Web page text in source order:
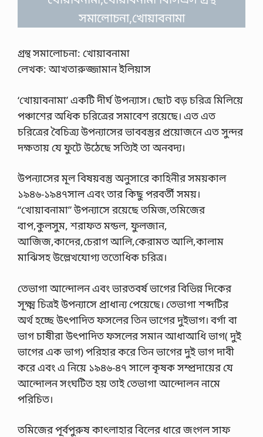
সমালোচনা,খোয়াবনামা
গ্রন্থ সমালোচনা: খোয়াবনামা
লেখক: আখতারুজ্জামান ইলিয়াস
‘খোয়াবনামা’ একটি দীর্ঘ উপন্যাস। ছোট বড় চরিত্র মিলিয়ে
পঞ্চাশের অধিক চরিত্রের সমাবেশ রয়েছে। এত এত
চরিত্রের বৈচিত্র্য উপন্যাসের ভাববস্তুর প্রয়োজনে এত সুন্দর
দক্ষতায় যে ফুটে উঠেছে সত্যিই তা অনবদ্য।
উপন্যাসের মূল বিষয়বস্তু অনুসারে কাহিনীর সময়কাল
১৯৪৬-১৯৪৭সাল এবং তার কিছু পরবর্তী সময়।
“খোয়াবনামা” উপন্যাসে রয়েছে তমিজ,তমিজের
বাপ,কুলসুম, শরাফত মন্ডল, ফুলজান,
আজিজ,কাদের,চেরাগ আলি,কেরামত আলি,কালাম
মাঝিসহ উল্লেখযোগ্য ততোধিক চরিত্র।
তেভাগা আন্দোলন এবং ভারতবর্ষ ভাগের বিভিন্ন দিকের
সূক্ষ্ম চিত্রই উপন্যাসে প্রাধান্য পেয়েছে। তেভাগা শব্দটির
অর্থ হচ্ছে উৎপাদিত ফসলের তিন ভাগের দুইভাগ। বর্গা বা
ভাগ চাষীরা উৎপাদিত ফসলের সমান আধাআধি ভাগ( দুই
ভাগের এক ভাগ) পরিহার করে তিন ভাগের দুই ভাগ দাবী
করে এবং এ নিয়ে ১৯৪৬-৪৭ সালে কৃষক সম্প্রদায়ের যে
আন্দোলন সংঘটিত হয় তাই তেভাগা আন্দোলন নামে
পরিচিত।
তমিজের পূর্বপুরুষ কাৎলাহার বিলের ধারে জংগল সাফ